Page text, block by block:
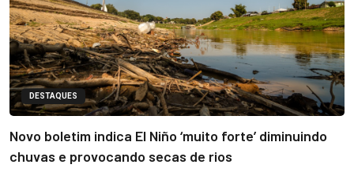
DESTAQUES
Novo boletim indica El Niño ‘muito forte’ diminuindo
chuvas e provocando secas de rios